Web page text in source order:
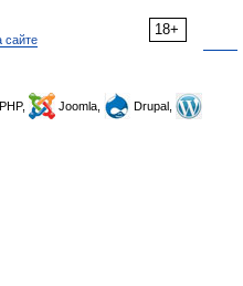
18+
сайте
Joomla,
Drupal,